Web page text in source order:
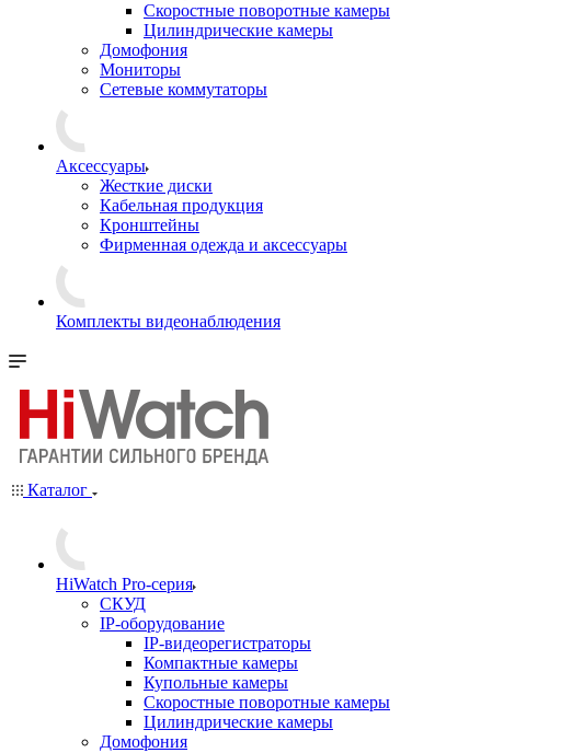
Скоростные поворотные камеры
Цилиндрические камеры
Домофония
Мониторы
Сетевые коммутаторы
Аксессуары
Жесткие диски
Кабельная продукция
Кронштейны
Фирменная одежда и аксессуары
Комплекты видеонаблюдения
Каталог
HiWatch Pro-серия
CКУД
IP-оборудование
IP-видеорегистраторы
Компактные камеры
Купольные камеры
Скоростные поворотные камеры
Цилиндрические камеры
Домофония